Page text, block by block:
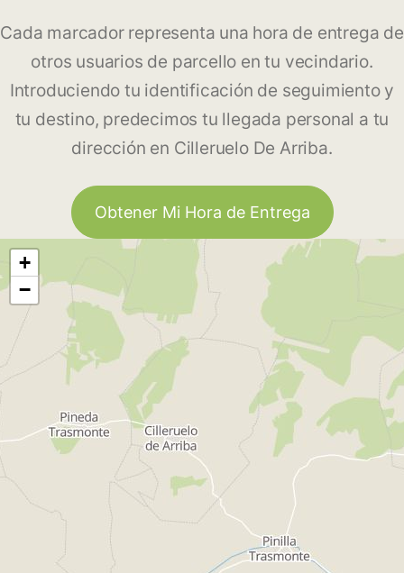
Cada marcador representa una hora de entrega de
otros usuarios de parcello en tu vecindario.
Introduciendo tu identificación de seguimiento y
tu destino, predecimos tu llegada personal a tu
dirección en Cilleruelo De Arriba.
Obtener Mi Hora de Entrega
+
−